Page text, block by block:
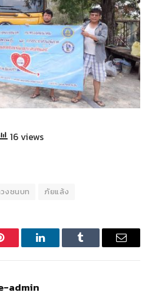
16 views
งชนบท ภัยแล้ง
LinkedInTumblr Email
admin